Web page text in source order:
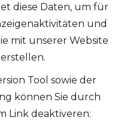
diese Daten, um für
und
mit unserer Website
Tool sowie der
können Sie durch
Link deaktiveren: